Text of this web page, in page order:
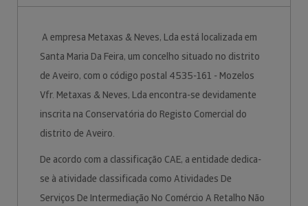
A empresa Metaxas & Neves, Lda está localizada em
Santa Maria Da Feira, um concelho situado no distrito
de Aveiro, com o código postal 4535-161 - Mozelos
Vfr. Metaxas & Neves, Lda encontra-se devidamente
inscrita na Conservatória do Registo Comercial do
distrito de Aveiro.
De acordo com a classificação CAE, a entidade dedica-
se à atividade classificada como Atividades De
Serviços De Intermediação No Comércio A Retalho Não